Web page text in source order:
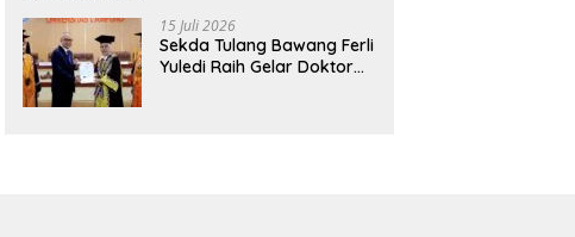
Bergizi Gratis di Natar
15 Juli 2026
Sekda Tulang Bawang Ferli
Yuledi Raih Gelar Doktor